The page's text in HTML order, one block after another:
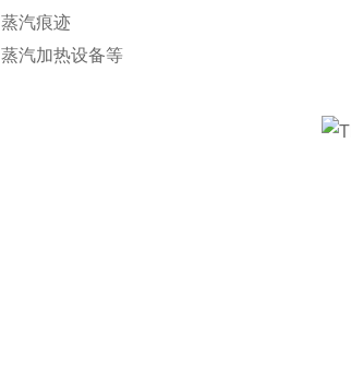
蒸汽痕迹
蒸汽加热设备等